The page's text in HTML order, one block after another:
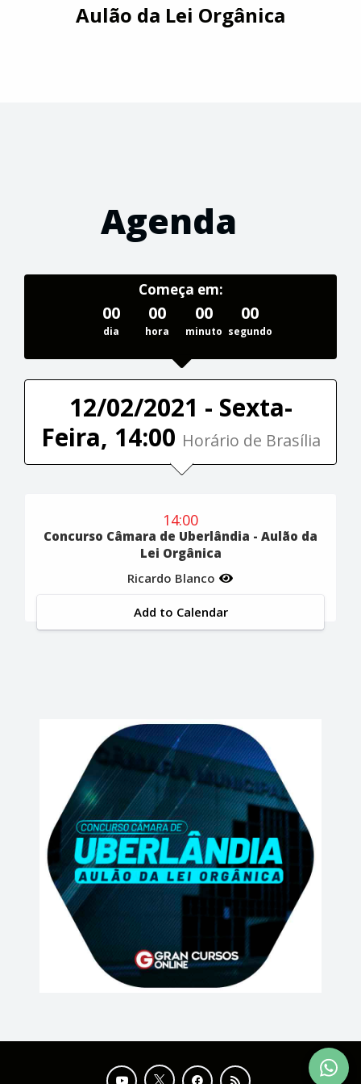
Aulão da Lei Orgânica
Agenda
Começa em:
00
dia
00
hora
00
minuto
00
segundo
12/02/2021 - Sexta-
Feira, 14:00 Horário de Brasília
14:00
Concurso Câmara de Uberlândia - Aulão da
Lei Orgânica
Ricardo Blanco
Add to Calendar